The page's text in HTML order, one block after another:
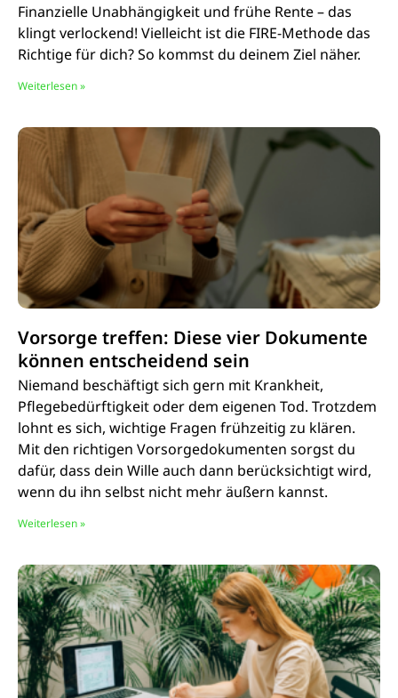
Finanzielle Unabhängigkeit und frühe Rente – das
klingt verlockend! Vielleicht ist die FIRE-Methode das
Richtige für dich? So kommst du deinem Ziel näher.
Weiterlesen »
Vorsorge treffen: Diese vier Dokumente
können entscheidend sein
Niemand beschäftigt sich gern mit Krankheit,
Pflegebedürftigkeit oder dem eigenen Tod. Trotzdem
lohnt es sich, wichtige Fragen frühzeitig zu klären.
Mit den richtigen Vorsorgedokumenten sorgst du
dafür, dass dein Wille auch dann berücksichtigt wird,
wenn du ihn selbst nicht mehr äußern kannst.
Weiterlesen »